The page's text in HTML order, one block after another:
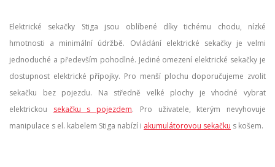
Elektrické sekačky Stiga jsou oblíbené díky tichému chodu, nízké
hmotnosti a minimální údržbě. Ovládání elektrické sekačky je velmi
jednoduché a především pohodlné. Jediné omezení elektrické sekačky je
dostupnost elektrické přípojky. Pro menší plochu doporučujeme zvolit
sekačku bez pojezdu. Na středně velké plochy je vhodné vybrat
elektrickou sekačku s pojezdem. Pro uživatele, kterým nevyhovuje
manipulace s el. kabelem Stiga nabízí i akumulátorovou sekačku s košem.